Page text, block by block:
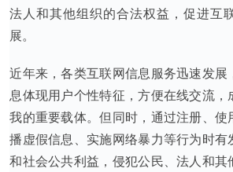
法人和其他组织的合法权益，促进互
展。
近年来，各类互联网信息服务迅速发展
息体现用户个性特征，方便在线交流，
我的重要载体。但同时，通过注册、使
播虚假信息、实施网络暴力等行为时有
和社会公共利益，侵犯公民、法人和其